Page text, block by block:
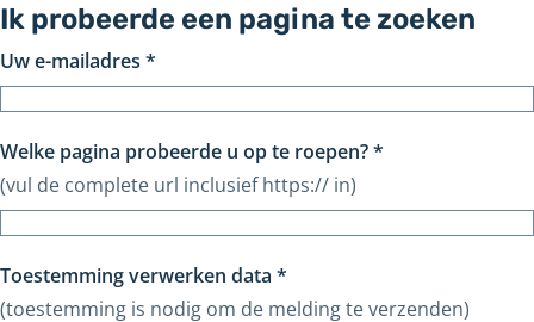
andere
website
Ik probeerde een pagina te zoeken
Uw e-mailadres *
Welke pagina probeerde u op te roepen?*
(vul de complete url inclusief https:// in)
Toestemming verwerken data *
(toestemming is nodig om de melding te verzenden)